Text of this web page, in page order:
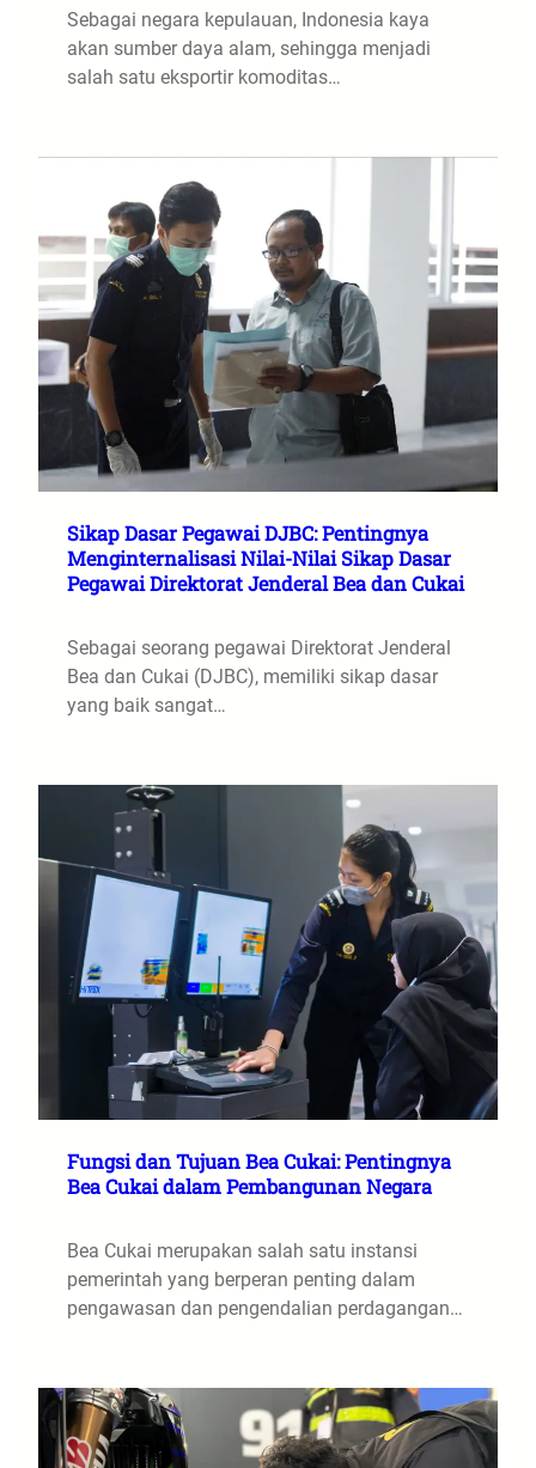
Sebagai negara kepulauan, Indonesia kaya
akan sumber daya alam, sehingga menjadi
salah satu eksportir komoditas…
Sikap Dasar Pegawai DJBC: Pentingnya
Menginternalisasi Nilai-Nilai Sikap Dasar
Pegawai Direktorat Jenderal Bea dan Cukai
Sebagai seorang pegawai Direktorat Jenderal
Bea dan Cukai (DJBC), memiliki sikap dasar
yang baik sangat…
Fungsi dan Tujuan Bea Cukai: Pentingnya
Bea Cukai dalam Pembangunan Negara
Bea Cukai merupakan salah satu instansi
pemerintah yang berperan penting dalam
pengawasan dan pengendalian perdagangan…